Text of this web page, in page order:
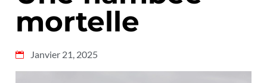
mortelle
Janvier 21, 2025